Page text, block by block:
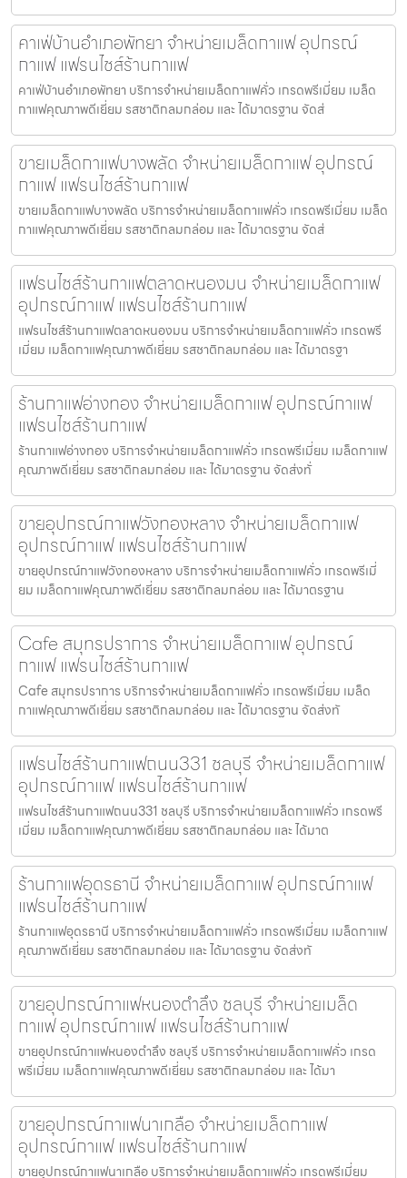
คาเฟ่บ้านอำเภอพัทยา จำหน่ายเมล็ดกาแฟ อุปกรณ์
กาแฟ แฟรนไชส์ร้านกาแฟ
คาเฟ่บ้านอำเภอพัทยา บริการจำหน่ายเมล็ดกาแฟคั่ว เกรดพรีเมี่ยม เมล็ด
กาแฟคุณภาพดีเยี่ยม รสชาติกลมกล่อม และ ได้มาตรฐาน จัดส่
ขายเมล็ดกาแฟบางพลัด จำหน่ายเมล็ดกาแฟ อุปกรณ์
กาแฟ แฟรนไชส์ร้านกาแฟ
ขายเมล็ดกาแฟบางพลัด บริการจำหน่ายเมล็ดกาแฟคั่ว เกรดพรีเมี่ยม เมล็ด
กาแฟคุณภาพดีเยี่ยม รสชาติกลมกล่อม และ ได้มาตรฐาน จัดส่
แฟรนไชส์ร้านกาแฟตลาดหนองมน จำหน่ายเมล็ดกาแฟ
อุปกรณ์กาแฟ แฟรนไชส์ร้านกาแฟ
แฟรนไชส์ร้านกาแฟตลาดหนองมน บริการจำหน่ายเมล็ดกาแฟคั่ว เกรดพรี
เมี่ยม เมล็ดกาแฟคุณภาพดีเยี่ยม รสชาติกลมกล่อม และ ได้มาตรฐา
ร้านกาแฟอ่างทอง จำหน่ายเมล็ดกาแฟ อุปกรณ์กาแฟ
แฟรนไชส์ร้านกาแฟ
ร้านกาแฟอ่างทอง บริการจำหน่ายเมล็ดกาแฟคั่ว เกรดพรีเมี่ยม เมล็ดกาแฟ
คุณภาพดีเยี่ยม รสชาติกลมกล่อม และ ได้มาตรฐาน จัดส่งทั่
ขายอุปกรณ์กาแฟวังทองหลาง จำหน่ายเมล็ดกาแฟ
อุปกรณ์กาแฟ แฟรนไชส์ร้านกาแฟ
ขายอุปกรณ์กาแฟวังทองหลาง บริการจำหน่ายเมล็ดกาแฟคั่ว เกรดพรีเมี่
ยม เมล็ดกาแฟคุณภาพดีเยี่ยม รสชาติกลมกล่อม และ ได้มาตรฐาน
Cafe สมุทรปราการ จำหน่ายเมล็ดกาแฟ อุปกรณ์
กาแฟ แฟรนไชส์ร้านกาแฟ
Cafe สมุทรปราการ บริการจำหน่ายเมล็ดกาแฟคั่ว เกรดพรีเมี่ยม เมล็ด
กาแฟคุณภาพดีเยี่ยม รสชาติกลมกล่อม และ ได้มาตรฐาน จัดส่งทั
แฟรนไชส์ร้านกาแฟถนน331 ชลบุรี จำหน่ายเมล็ดกาแฟ
อุปกรณ์กาแฟ แฟรนไชส์ร้านกาแฟ
แฟรนไชส์ร้านกาแฟถนน331 ชลบุรี บริการจำหน่ายเมล็ดกาแฟคั่ว เกรดพรี
เมี่ยม เมล็ดกาแฟคุณภาพดีเยี่ยม รสชาติกลมกล่อม และ ได้มาต
ร้านกาแฟอุดรธานี จำหน่ายเมล็ดกาแฟ อุปกรณ์กาแฟ
แฟรนไชส์ร้านกาแฟ
ร้านกาแฟอุดรธานี บริการจำหน่ายเมล็ดกาแฟคั่ว เกรดพรีเมี่ยม เมล็ดกาแฟ
คุณภาพดีเยี่ยม รสชาติกลมกล่อม และ ได้มาตรฐาน จัดส่งทั
ขายอุปกรณ์กาแฟหนองตำลึง ชลบุรี จำหน่ายเมล็ด
กาแฟ อุปกรณ์กาแฟ แฟรนไชส์ร้านกาแฟ
ขายอุปกรณ์กาแฟหนองตำลึง ชลบุรี บริการจำหน่ายเมล็ดกาแฟคั่ว เกรด
พรีเมี่ยม เมล็ดกาแฟคุณภาพดีเยี่ยม รสชาติกลมกล่อม และ ได้มา
ขายอุปกรณ์กาแฟนาเกลือ จำหน่ายเมล็ดกาแฟ
อุปกรณ์กาแฟ แฟรนไชส์ร้านกาแฟ
ขายอุปกรณ์กาแฟนาเกลือ บริการจำหน่ายเมล็ดกาแฟคั่ว เกรดพรีเมี่ยม